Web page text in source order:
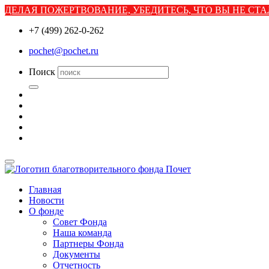
ДЕЛАЯ ПОЖЕРТВОВАНИЕ, УБЕДИТЕСЬ, ЧТО ВЫ НЕ
+7 (499) 262-0-262
pochet@pochet.ru
Поиск
Главная
Новости
О фонде
Совет Фонда
Наша команда
Партнеры Фонда
Документы
Отчетность